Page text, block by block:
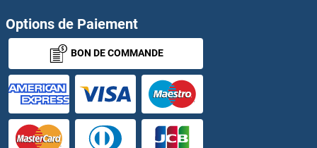
TOM70 Kits ELISA
TOMM22 Kits ELISA
TOMM34 Kits ELISA
TOMM40 Kits ELISA
Options de Paiement
BON DE COMMANDE